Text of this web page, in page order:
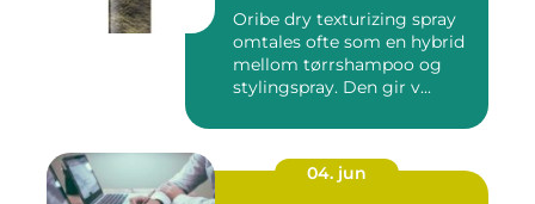
Oribe dry texturizing spray
omtales ofte som en hybrid
mellom tørrshampoo og
stylingspray. Den gir v...
04. jun